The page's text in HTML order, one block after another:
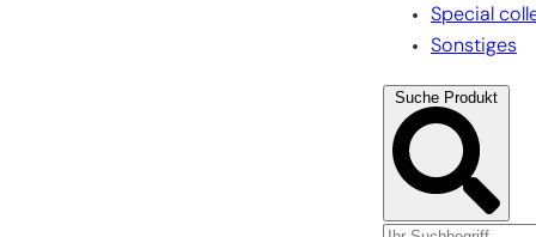
Special
Sonstiges
Suche Produkt